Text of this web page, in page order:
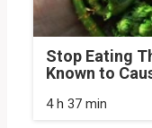
Stop Eating
Known to
4 h 37 min